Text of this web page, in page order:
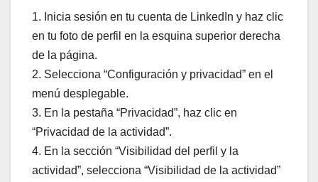
1. Inicia sesión en tu cuenta de LinkedIn y haz clic
en tu foto de perfil en la esquina superior derecha
de la página.
2. Selecciona “Configuración y privacidad” en el
menú desplegable.
3. En la pestaña “Privacidad”, haz clic en
“Privacidad de la actividad”.
4. En la sección “Visibilidad del perfil y la
actividad”, selecciona “Visibilidad de la actividad”